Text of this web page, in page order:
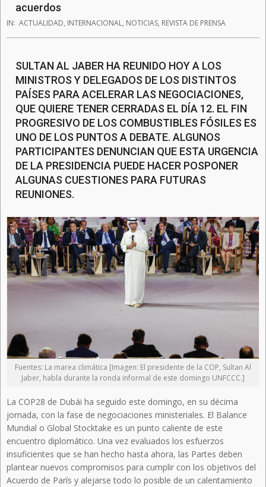
acuerdos
IN: ACTUALIDAD, INTERNACIONAL, NOTICIAS, REVISTA DE PRENSA
SULTAN AL JABER HA REUNIDO HOY A LOS
MINISTROS Y DELEGADOS DE LOS DISTINTOS
PAÍSES PARA ACELERAR LAS NEGOCIACIONES,
QUE QUIERE TENER CERRADAS EL DÍA 12. EL FIN
PROGRESIVO DE LOS COMBUSTIBLES FÓSILES ES
UNO DE LOS PUNTOS A DEBATE. ALGUNOS
PARTICIPANTES DENUNCIAN QUE ESTA URGENCIA
DE LA PRESIDENCIA PUEDE HACER POSPONER
ALGUNAS CUESTIONES PARA FUTURAS
REUNIONES.
Fuentes: La marea climática [Imagen: El presidente de la COP, Sultan Al
Jaber, habla durante la ronda informal de este domingo UNFCCC.]
La COP28 de Dubái ha seguido este domingo, en su décima
jornada, con la fase de negociaciones ministeriales. El Balance
Mundial o Global Stocktake es un punto caliente de este
encuentro diplomático. Una vez evaluados los esfuerzos
insuficientes que se han hecho hasta ahora, las Partes deben
plantear nuevos compromisos para cumplir con los objetivos del
Acuerdo de París y alejarse todo lo posible de un calentamiento